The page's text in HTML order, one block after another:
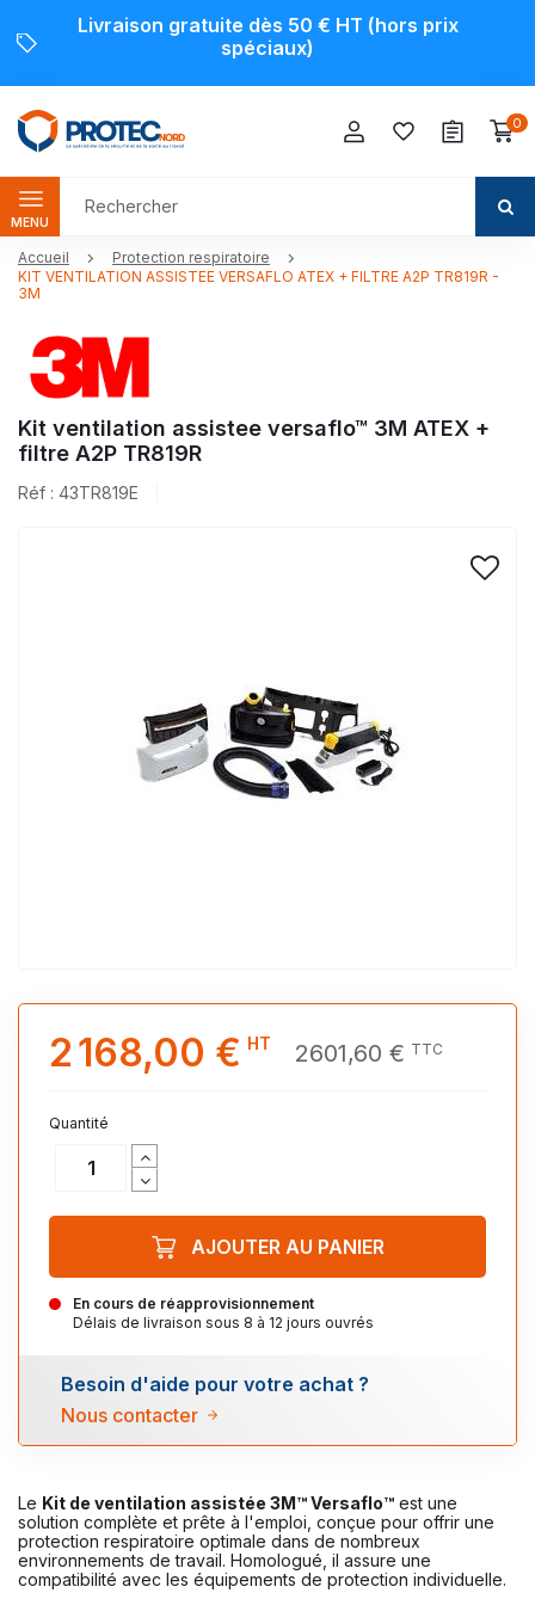
Livraison gratuite dès 50 € HT (hors prix
spéciaux)
0
MENU
Accueil
Protection respiratoire
KIT VENTILATION ASSISTEE VERSAFLO ATEX + FILTRE A2P TR819R -
3M
Kit ventilation assistee versaflo™ 3M ATEX +
filtre A2P TR819R
Réf : 43TR819E
Le Kit de ventilation assistée 3M™ Versaflo™ est une
solution complète et prête à l'emploi, conçue pour offrir une
protection respiratoire optimale dans de nombreux
environnements de travail. Homologué, il assure une
compatibilité avec les équipements de protection individuelle.
2 168,00 € HT 2601,60 € TTC
Quantité
En cours de réapprovisionnement
Délais de livraison sous 8 à 12 jours ouvrés
AJOUTER AU PANIER
Besoin d'aide pour votre achat ?
Nous contacter